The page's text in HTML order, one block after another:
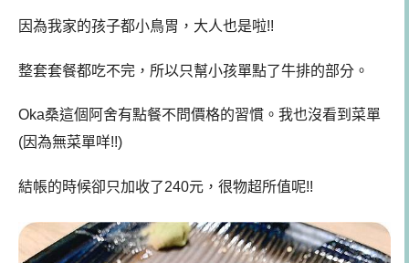
因為我家的孩子都小鳥胃，大人也是啦!!
整套套餐都吃不完，所以只幫小孩單點了牛排的部分。
Oka桑這個阿舍有點餐不問價格的習慣。我也沒看到菜單
(因為無菜單咩!!)
結帳的時候卻只加收了240元，很物超所值呢!!